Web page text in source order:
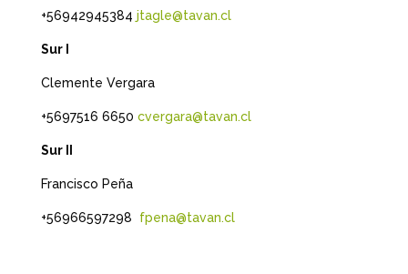
+56942945384 jtagle@tavan.cl
Sur I
Clemente Vergara
+5697516 6650 cvergara@tavan.cl
Sur II
Francisco Peña
+56966597298 fpena@tavan.cl